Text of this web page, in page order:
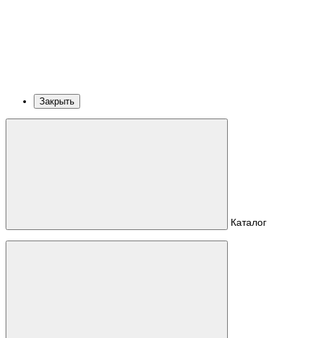
Закрыть
Каталог